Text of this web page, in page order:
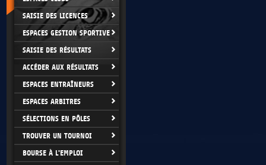
SAISIE DES LICENCES
ESPACES GESTION SPORTIVE
SAISIE DES RÉSULTATS
ACCÉDER AUX RÉSULTATS
ESPACES ENTRAÎNEURS
ESPACES ARBITRES
SÉLECTIONS EN PÔLES
TROUVER UN TOURNOI
BOURSE À L'EMPLOI